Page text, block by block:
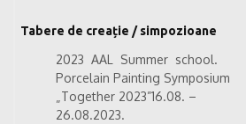
Tabere de creație / simpozioane
2023 AAL Summer school.
Porcelain Painting Symposium
„Together 2023”16.08. –
26.08.2023.